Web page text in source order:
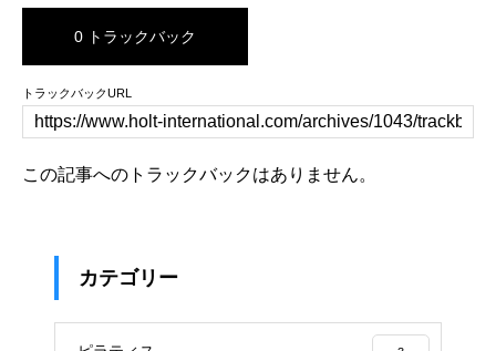
0 トラックバック
トラックバックURL
この記事へのトラックバックはありません。
カテゴリー